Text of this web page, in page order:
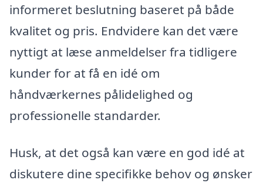
informeret beslutning baseret på både
kvalitet og pris. Endvidere kan det være
nyttigt at læse anmeldelser fra tidligere
kunder for at få en idé om
håndværkernes pålidelighed og
professionelle standarder.
Husk, at det også kan være en god idé at
diskutere dine specifikke behov og ønsker